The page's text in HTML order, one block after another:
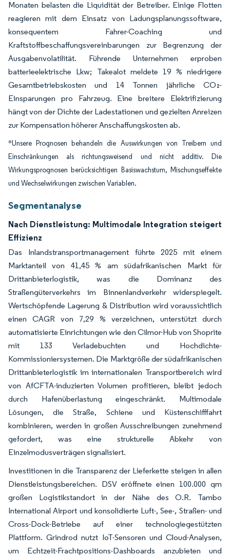
Monaten belasten die Liquidität der Betreiber. Einige Flotten
reagieren mit dem Einsatz von Ladungsplanungssoftware,
konsequentem Fahrer-Coaching und
Kraftstoffbeschaffungsvereinbarungen zur Begrenzung der
Ausgabenvolatilität. Führende Unternehmen erproben
batterieelektrische Lkw; Takealot meldete 19 % niedrigere
Gesamtbetriebskosten und 14 Tonnen jährliche CO₂-
Einsparungen pro Fahrzeug. Eine breitere Elektrifizierung
hängt von der Dichte der Ladestationen und gezielten Anreizen
zur Kompensation höherer Anschaffungskosten ab.
*Unsere Prognosen behandeln die Auswirkungen von Treibern und
Einschränkungen als richtungsweisend und nicht additiv. Die
Wirkungsprognosen berücksichtigen Basiswachstum, Mischungseffekte
und Wechselwirkungen zwischen Variablen.
Segmentanalyse
Nach Dienstleistung: Multimodale Integration steigert
Effizienz
Das Inlandstransportmanagement führte 2025 mit einem
Marktanteil von 41,45 % am südafrikanischen Markt für
Drittanbieterlogistik, was die Dominanz des
Straßengüterverkehrs im Binnenlandverkehr widerspiegelt.
Wertschöpfende Lagerung & Distribution wird voraussichtlich
einen CAGR von 7,29 % verzeichnen, unterstützt durch
automatisierte Einrichtungen wie den Cilmor-Hub von Shoprite
mit 133 Verladebuchten und Hochdichte-
Kommissioniersystemen. Die Marktgröße der südafrikanischen
Drittanbieterlogistik im internationalen Transportbereich wird
von AfCFTA-induzierten Volumen profitieren, bleibt jedoch
durch Hafenüberlastung eingeschränkt. Multimodale
Lösungen, die Straße, Schiene und Küstenschifffahrt
kombinieren, werden in großen Ausschreibungen zunehmend
gefordert, was eine strukturelle Abkehr von
Einzelmodusverträgen signalisiert.
Investitionen in die Transparenz der Lieferkette steigen in allen
Dienstleistungsbereichen. DSV eröffnete einen 100.000 qm
großen Logistikstandort in der Nähe des O.R. Tambo
International Airport und konsolidierte Luft-, See-, Straßen- und
Cross-Dock-Betriebe auf einer technologiegestützten
Plattform. Grindrod nutzt IoT-Sensoren und Cloud-Analysen,
um Echtzeit-Frachtpositions-Dashboards anzubieten und